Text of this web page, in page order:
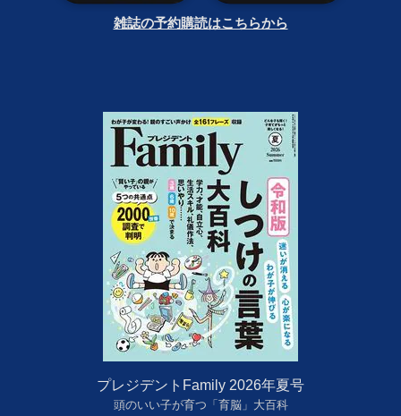
雑誌の予約購読はこちらから
プレジデントFamily 2026年夏号
頭のいい子が育つ「育脳」大百科